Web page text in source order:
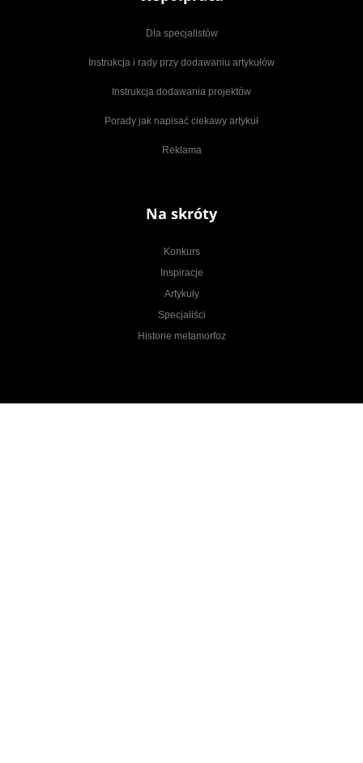
Dla specjalistów
Instrukcja i rady przy dodawaniu artykułów
Instrukcja dodawania projektów
Porady jak napisać ciekawy artykuł
Reklama
Na skróty
Konkurs
Inspiracje
Artykuły
Specjaliści
Historie metamorfoz